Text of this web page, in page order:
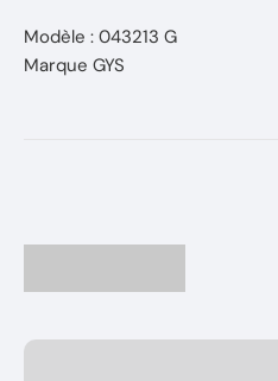
Modèle : 043213 G
Marque GYS